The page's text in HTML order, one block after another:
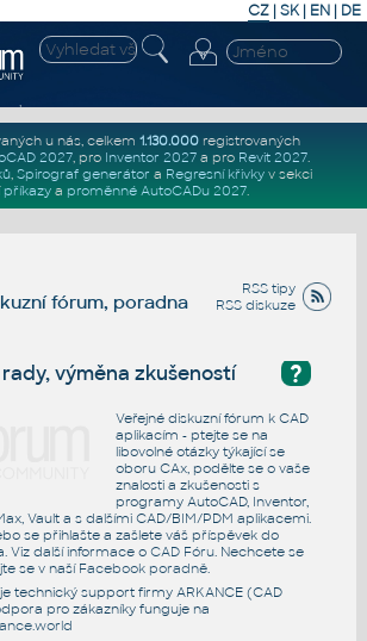
CZ | SK| EN | DE
u nás, celkem 1.130.000registrovaných
2027, pro Inventor 2027a pro Revit 2027.
, Spirograf generátor a Regresní křivkyv sekci
příkazya proměnné AutoCADu 2027.
RSS tipy
RSS diskuze
fórum, poradna
?
výměna zkušeností
Veřejné diskuzní fórum k CAD
aplikacím - ptejte se na
libovolné otázky týkající se
oboru CAx, podělte se o vaše
znalosti a zkušenosti s
programy AutoCAD, Inventor,
Vault a s dalšími CAD/BIM/PDM aplikacemi.
se přihlašte a zašlete váš příspěvek do
Viz další informace o CAD Fóru. Nechcete se
se v naší Facebook poradně.
technický support firmy ARKANCE (CAD
pro zákazníky funguje na